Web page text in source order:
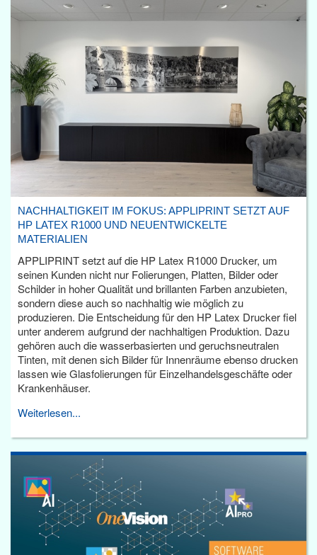
NACHHALTIGKEIT IM FOKUS: APPLIPRINT SETZT AUF
HP LATEX R1000 UND NEUENTWICKELTE
MATERIALIEN
APPLIPRINT setzt auf die HP Latex R1000 Drucker, um
seinen Kunden nicht nur Folierungen, Platten, Bilder oder
Schilder in hoher Qualität und brillanten Farben anzubieten,
sondern diese auch so nachhaltig wie möglich zu
produzieren. Die Entscheidung für den HP Latex Drucker fiel
unter anderem aufgrund der nachhaltigen Produktion. Dazu
gehören auch die wasserbasierten und geruchsneutralen
Tinten, mit denen sich Bilder für Innenräume ebenso drucken
lassen wie Glasfolierungen für Einzelhandelsgeschäfte oder
Krankenhäuser.
Weiterlesen...